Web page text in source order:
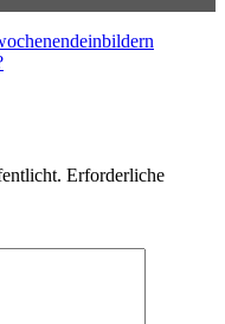
Erforderliche